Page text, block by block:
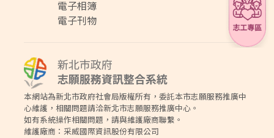
電子相簿
電子刊物
本網站為新北市政府社會局版權所有，委託本市志願服務推廣中
心維護，相關問題請洽新北市志願服務推廣中心。
如有系統操作相關問題，請與維護廠商聯繫。
維護廠商：采威國際資訊股份有限公司